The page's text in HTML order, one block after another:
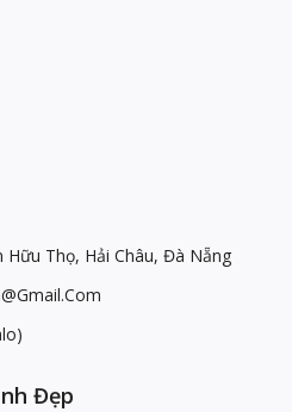
Thọ, Hải Châu, Đà Nẵng
Đẹp